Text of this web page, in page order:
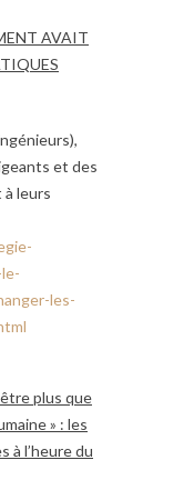
AVAIT
et des
leurs
les-
plus que
» : les
à l’heure du